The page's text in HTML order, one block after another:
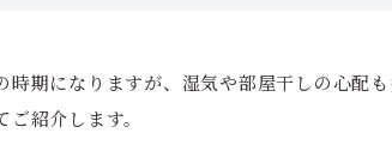
時期になりますが、湿気や部屋干しの心配
紹介します。